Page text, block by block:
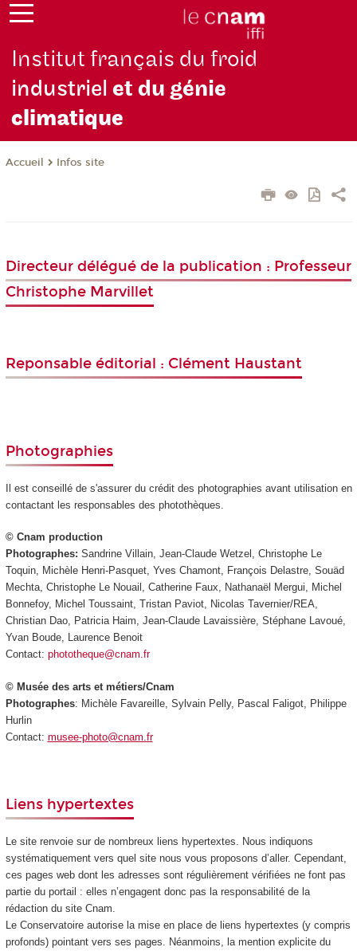
Institut français du froid
industrielet du génie
climatique
Accueil Infos site
Directeur délégué de la publication : Professeur
Christophe Marvillet
Reponsable éditorial : Clément Haustant
Photographies
Il est conseillé de s'assurer du crédit des photographies avant utilisation en
contactant les responsables des photothèques.
© Cnam production
Photographes: Sandrine Villain, Jean-Claude Wetzel, Christophe Le
Toquin, Michèle Henri-Pasquet, Yves Chamont, François Delastre, Souäd
Mechta, Christophe Le Nouail, Catherine Faux, Nathanaël Mergui, Michel
Bonnefoy, Michel Toussaint, Tristan Paviot, Nicolas Tavernier/REA,
Christian Dao, Patricia Haim, Jean-Claude Lavaissière, Stéphane Lavoué,
Yvan Boude, Laurence Benoit
Contact: phototheque@cnam.fr
© Musée des arts et métiers/Cnam
Photographes: Michèle Favareille, Sylvain Pelly, Pascal Faligot, Philippe
Hurlin
Contact: musee-photo@cnam.fr
Liens hypertextes
Le site renvoie sur de nombreux liens hypertextes. Nous indiquons
systématiquement vers quel site nous vous proposons d’aller. Cependant,
ces pages web dont les adresses sont régulièrement vérifiées ne font pas
partie du portail : elles n’engagent donc pas la responsabilité de la
rédaction du site Cnam.
Le Conservatoire autorise la mise en place de liens hypertextes (y compris
profonds) pointant vers ses pages. Néanmoins, la mention explicite du